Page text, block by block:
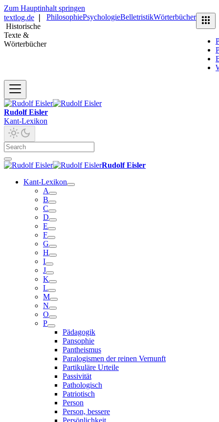
Zum Hauptinhalt springen
textlog.de
Historische
Texte &
Wörterbücher
PhilosophiePsychologieBelletristikWörterbücher
Rudolf Eisler
Kant-Lexikon
Rudolf Eisler
Kant-Lexikon
A
B
C
D
E
F
G
H
I
J
K
L
M
N
O
P
Pädagogik
Pansophie
Pantheismus
Paralogismen der reinen Vernunft
Partikuläre Urteile
Passivität
Pathologisch
Patriotisch
Person
Person, bessere
Persönlichkeit